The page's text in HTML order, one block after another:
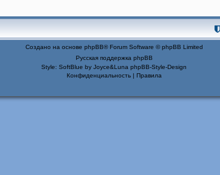
Создано на основе phpBB® Forum Software © phpBB Limited
Русская поддержка phpBB
Style: SoftBlue by Joyce&Luna phpBB-Style-Design
Конфиденциальность| Правила